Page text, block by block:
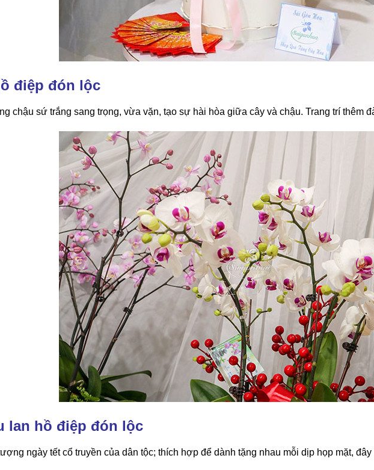
điệp đón lộc
chậu sứ trắng sang trọng, vừa vặn, tạo sự hài hòa giữa cây và chậu. Trang trí
lan hồ điệp đón lộc
ngày tết cổ truyền của dân tộc; thích hợp để dành tặng nhau mỗi dịp họp mặt,